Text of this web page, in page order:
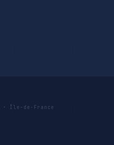
Île-de-France